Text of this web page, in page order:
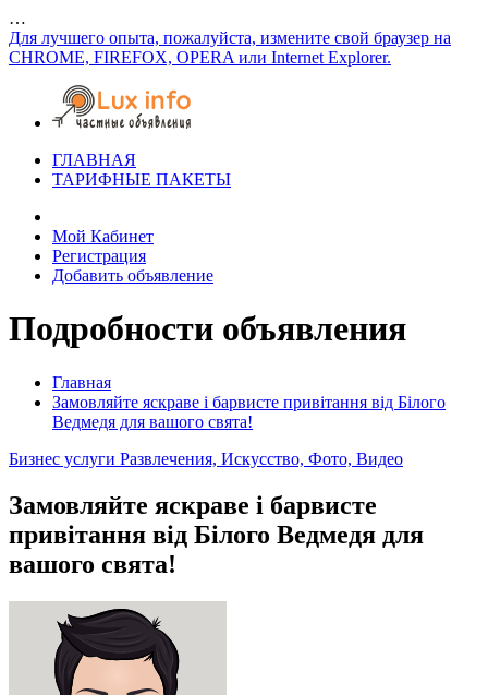
…
Для лучшего опыта, пожалуйста, измените свой браузер на
CHROME, FIREFOX, OPERA или Internet Explorer.
ГЛАВНАЯ
ТАРИФНЫЕ ПАКЕТЫ
Мой Кабинет
Регистрация
Добавить объявление
Подробности объявления
Главная
Замовляйте яскраве і барвисте привітання від Білого
Ведмедя для вашого свята!
Бизнес услуги Развлечения, Искусство, Фото, Видео
Замовляйте яскраве і барвисте
привітання від Білого Ведмедя для
вашого свята!